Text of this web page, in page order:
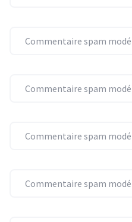
Commentaire spam
Commentaire spam
Commentaire spam
Commentaire spam